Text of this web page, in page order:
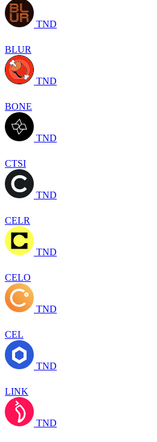
TND
BLUR
TND
BONE
TND
CTSI
TND
CELR
TND
CELO
TND
CEL
TND
LINK
TND